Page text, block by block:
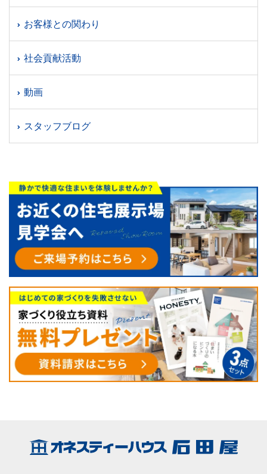
お客様との関わり
社会貢献活動
動画
スタッフブログ